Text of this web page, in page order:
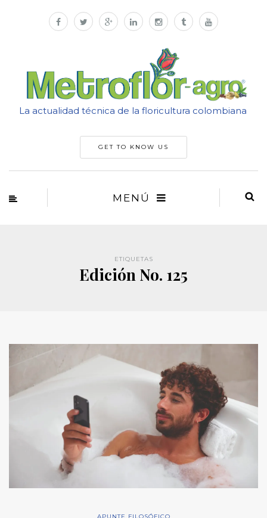
La actualidad técnica de la floricultura colombiana
GET TO KNOW US
MENÚ
ETIQUETAS
Edición No. 125